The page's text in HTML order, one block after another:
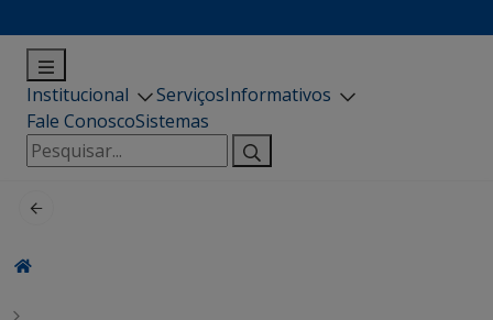
Institucional ServiçosInformativos
Fale ConoscoSistemas
Pesquisar
por: